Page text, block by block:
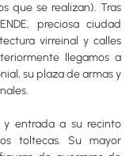
que se realizan). Tras
preciosa ciudad
virreinal y calles
llegamos a
su plaza de armas y
y entrada a su recinto
toltecas. Su mayor